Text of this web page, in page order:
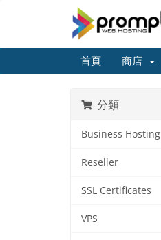
首頁 商店
分類
Business Hosting
Reseller
SSL Certificates
VPS